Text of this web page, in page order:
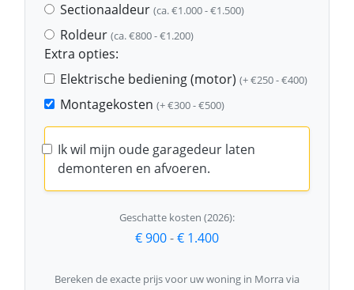
Sectionaaldeur (ca. €1.000 - €1.500)
Roldeur (ca. €800 - €1.200)
Extra opties:
Elektrische bediening (motor) (+ €250 - €400)
Montagekosten (+ €300 - €500)
Ik wil mijn oude garagedeur laten
demonteren en afvoeren.
Geschatte kosten (2026):
€ 900-€ 1.400
Bereken de exacte prijs voor uw woning in Morra via